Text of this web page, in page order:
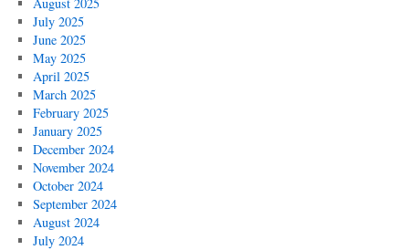
July 2025
June 2025
May 2025
April 2025
March 2025
February 2025
January 2025
December 2024
November 2024
October 2024
September 2024
August 2024
July 2024